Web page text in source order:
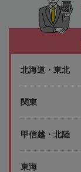
北海道・東北
関東
甲信越・北陸
東海